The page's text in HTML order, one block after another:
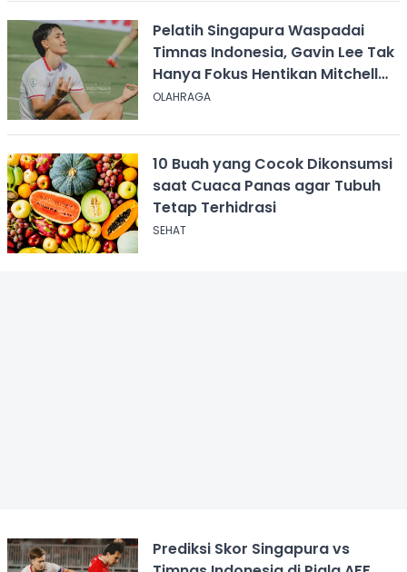
Pelatih Singapura Waspadai
Timnas Indonesia, Gavin Lee Tak
Hanya Fokus Hentikan Mitchell
Baker
OLAHRAGA
10 Buah yang Cocok Dikonsumsi
saat Cuaca Panas agar Tubuh
Tetap Terhidrasi
SEHAT
Prediksi Skor Singapura vs